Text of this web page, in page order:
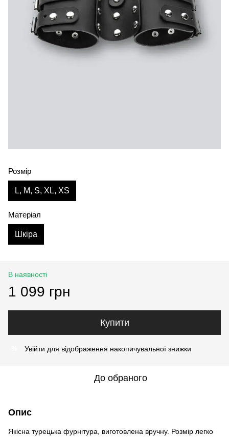
Розмір
L, M, S, XL, XS
Матеріал
Шкіра
В наявності
1 099 грн
Купити
Увійти для відображення накопичувальної знижки
До обраного
Опис
Якісна турецька фурнітура, виготовлена вручну. Розмір легко